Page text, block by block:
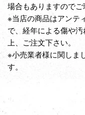
場合もありますのでご
※当店の商品はアンテ
で、経年による傷や
上、ご注文下さい。
※小売業者様に関しま
す。